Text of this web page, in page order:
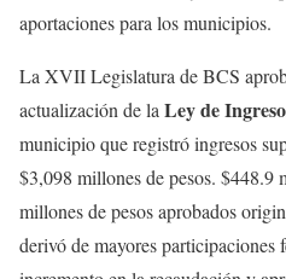
aportaciones para los municipios.
La XVII Legislatura de BCS
actualización de la Ley de
municipio que registró ingresos
$3,098 millones de pesos. $448.9
millones de pesos aprobados
derivó de mayores participaciones